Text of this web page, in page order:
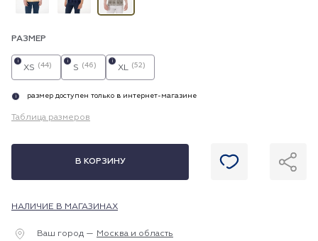
РАЗМЕР
XS (44)
i
S (46)
i
XL (52)
i
i размер доступен только в интернет-магазине
Таблица размеров
В КОРЗИНУ
НАЛИЧИЕ В МАГАЗИНАХ
Ваш город — Москва и область